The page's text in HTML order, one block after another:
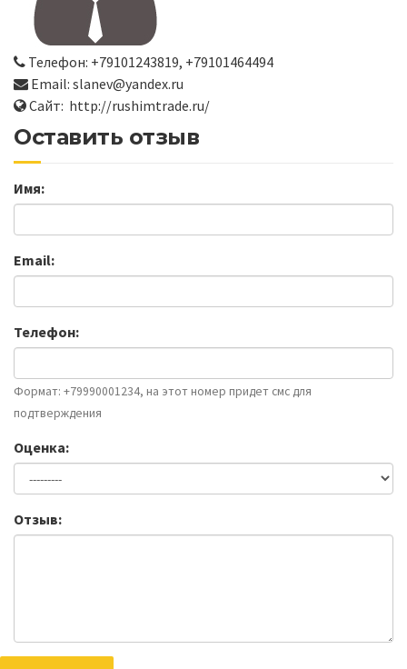
Телефон: +79101243819, +79101464494
Email: slanev@yandex.ru
Сайт: http://rushimtrade.ru/
Оставить отзыв
Имя:
Email:
Телефон:
Формат: +79990001234, на этот номер придет смс для
подтверждения
Оценка:
Отзыв: